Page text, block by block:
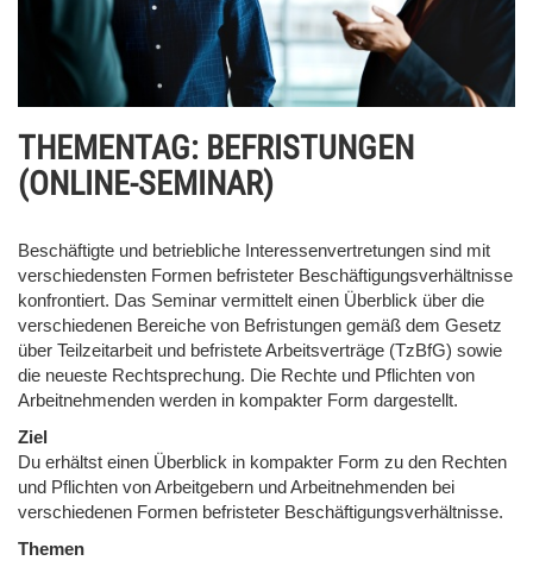
THEMENTAG: BEFRISTUNGEN
(ONLINE-SEMINAR)
Beschäftigte und betriebliche Interessenvertretungen sind mit
verschiedensten Formen befristeter Beschäftigungsverhältnisse
konfrontiert. Das Seminar vermittelt einen Überblick über die
verschiedenen Bereiche von Befristungen gemäß dem Gesetz
über Teilzeitarbeit und befristete Arbeitsverträge (TzBfG) sowie
die neueste Rechtsprechung. Die Rechte und Pflichten von
Arbeitnehmenden werden in kompakter Form dargestellt.
Ziel
Du erhältst einen Überblick in kompakter Form zu den Rechten
und Pflichten von Arbeitgebern und Arbeitnehmenden bei
verschiedenen Formen befristeter Beschäftigungsverhältnisse.
Themen